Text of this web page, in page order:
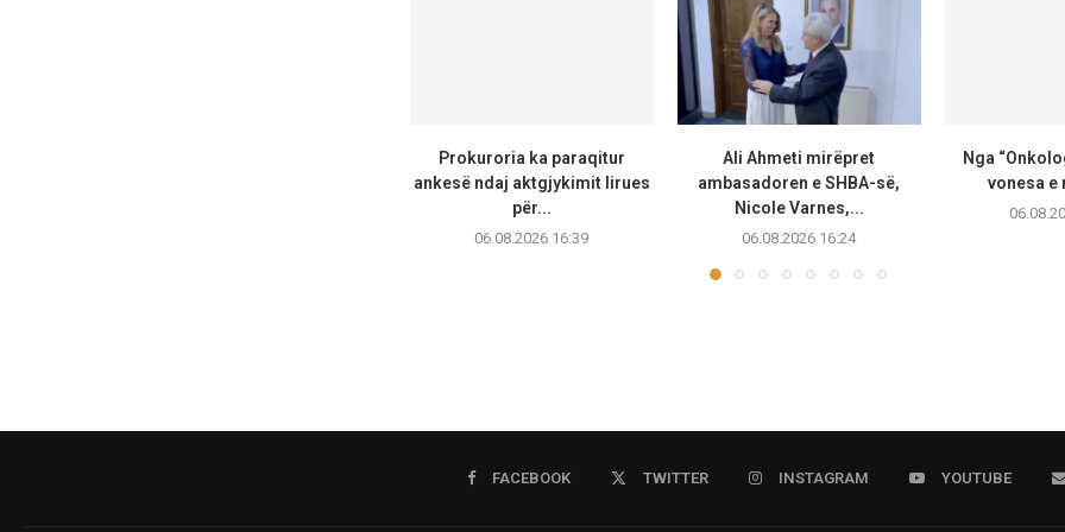
Prokuroria ka paraqitur
ankesë ndaj aktgjykimit lirues
për...
06.08.2026 16:39
Ali Ahmeti mirëpret
ambasadoren e SHBA-së,
Nicole Varnes,...
06.08.2026 16:24
Nga
vonesa e
FACEBOOK TWITTER INSTAGRAM YOUTUBE